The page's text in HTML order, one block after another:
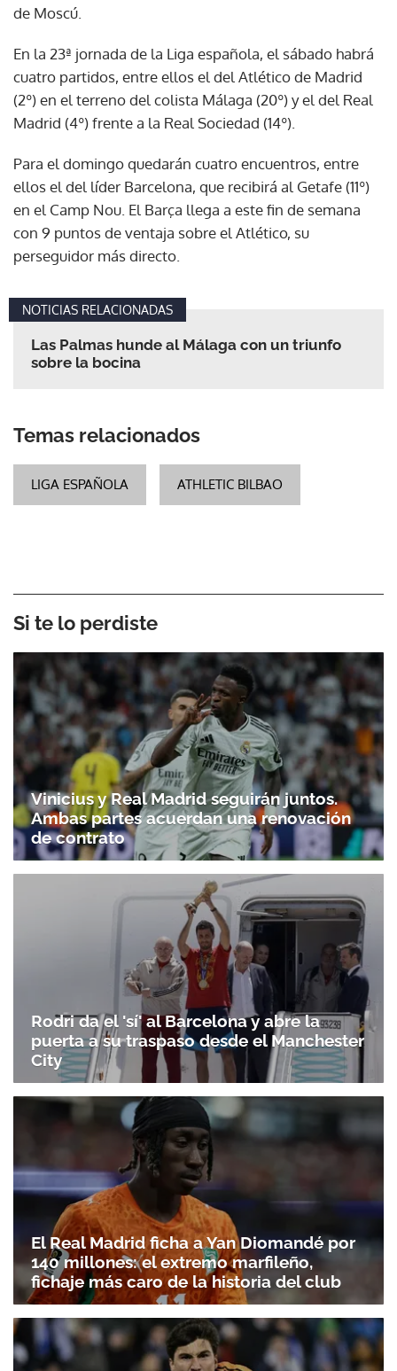
de Moscú.
En la 23ª jornada de la Liga española, el sábado habrá
cuatro partidos, entre ellos el del Atlético de Madrid
(2º) en el terreno del colista Málaga (20º) y el del Real
Madrid (4º) frente a la Real Sociedad (14º).
Para el domingo quedarán cuatro encuentros, entre
ellos el del líder Barcelona, que recibirá al Getafe (11º)
en el Camp Nou. El Barça llega a este fin de semana
con 9 puntos de ventaja sobre el Atlético, su
perseguidor más directo.
NOTICIAS RELACIONADAS
Las Palmas hunde al Málaga con un triunfo
sobre la bocina
Temas relacionados
LIGA ESPAÑOLA ATHLETIC BILBAO
Si te lo perdiste
Vinicius y Real Madrid seguirán juntos.
Ambas partes acuerdan una renovación
de contrato
Rodri da el 'sí' al Barcelona y abre la
puerta a su traspaso desde el Manchester
City
El Real Madrid ficha a Yan Diomandé por
140 millones: el extremo marfileño,
fichaje más caro de la historia del club